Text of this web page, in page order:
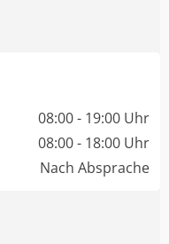
08:00 - 19:00 Uhr
08:00 - 18:00 Uhr
Nach Absprache